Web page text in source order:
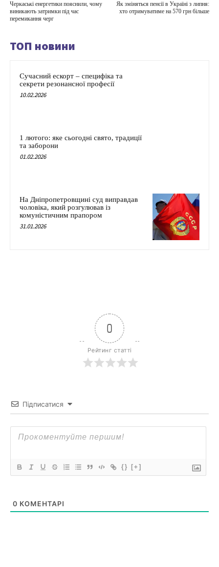
Черкаські енергетики пояснили, чому
виникають затримки під час
перемикання черг
Як зміняться пенсії в Україні з липня:
хто отримуватиме на 570 грн більше
ТОП новини
Сучасний ескорт – специфіка та
секрети резонансної професії
10.02.2026
1 лютого: яке сьогодні свято, традиції
та заборони
01.02.2026
На Дніпропетровщині суд виправдав
чоловіка, який розгулював із
комуністичним прапором
31.01.2026
0
Рейтинг статті
Підписатися
{} [+]
0 КОМЕНТАРІ